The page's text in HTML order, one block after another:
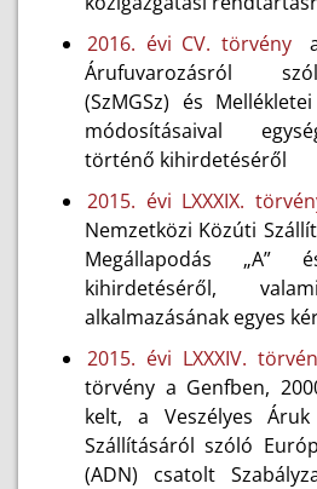
2016. évi CV. törvény
Árufuvarozásról
(SzMGSz) és
módosításaival
történő kihirdetéséről
2015. évi LXXXIX.
Nemzetközi Közúti
Megállapodás „A”
kihirdetéséről,
alkalmazásának egyes
2015. évi LXXXIV.
törvény a Genfben,
kelt, a Veszélyes
Szállításáról szóló
(ADN) csatolt